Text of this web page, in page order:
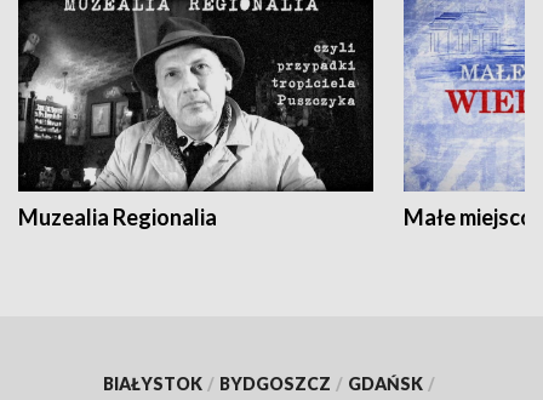
Muzealia Regionalia Małe
BIAŁYSTOK / BYDGOSZCZ / GDAŃSK /